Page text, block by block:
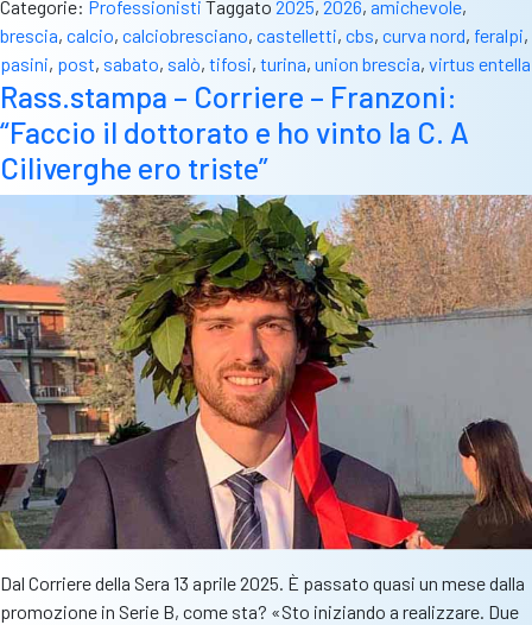
Categorie: Professionisti Taggato 2025, 2026, amichevole,
brescia, calcio, calciobresciano, castelletti, cbs, curva nord, feralpi,
pasini, post, sabato, salò, tifosi, turina, union brescia, virtus entella
Rass.stampa – Corriere – Franzoni:
“Faccio il dottorato e ho vinto la C. A
Ciliverghe ero triste”
Dal Corriere della Sera 13 aprile 2025. È passato quasi un mese dalla
promozione in Serie B, come sta? «Sto iniziando a realizzare. Due